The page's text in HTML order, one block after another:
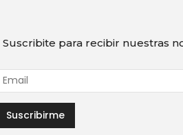
Suscribite para recibir nuestras